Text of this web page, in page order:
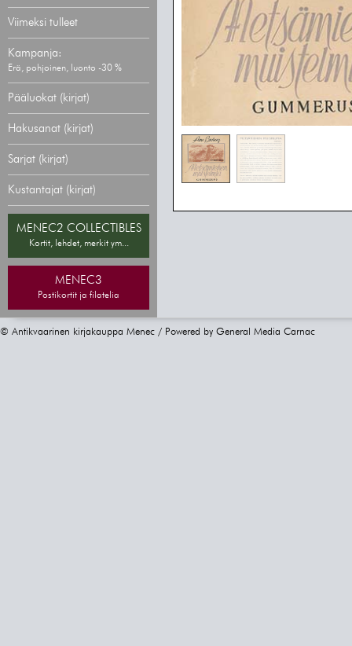
Viimeksi tulleet
Kampanja:
Erä, pohjoinen, luonto -30 %
Pääluokat (kirjat)
Hakusanat (kirjat)
Sarjat (kirjat)
Kustantajat (kirjat)
MENEC2 COLLECTIBLES
Kortit, lehdet, merkit ym...
MENEC3
Postikortit ja filatelia
© Antikvaarinen kirjakauppa Menec / Powered by General Media Carnac